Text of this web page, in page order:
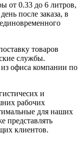
от 0.33 до 6 литров,
после заказа, в
товаров
службы.
из офиса компании по
и
рабочих
для наших
представлять
клиентов.